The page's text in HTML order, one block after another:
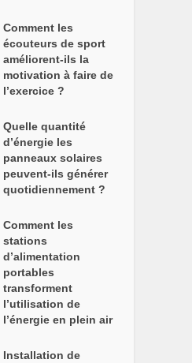
Comment les
écouteurs de sport
améliorent-ils la
motivation à faire de
l’exercice ?
Quelle quantité
d’énergie les
panneaux solaires
peuvent-ils générer
quotidiennement ?
Comment les
stations
d’alimentation
portables
transforment
l’utilisation de
l’énergie en plein air
Installation de